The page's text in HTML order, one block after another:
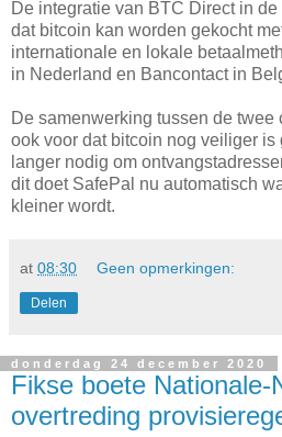
De integratie van BTC Direct in
dat bitcoin kan worden gekocht
internationale en lokale
in Nederland en Bancontact in
De samenwerking tussen de twee
ook voor dat bitcoin nog veiliger
langer nodig om
dit doet SafePal nu automatisch
kleiner wordt.
at 08:30 Geen opmerkingen:
Delen
donderdag 24 december 2020
Fikse boete Nationale-
overtreding